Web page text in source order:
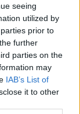
seeing
utilized by
prior to
further
parties on the
may
IAB’s List of
it to other
på
til.
eller